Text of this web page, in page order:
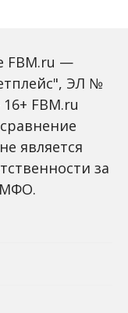
правила
медиаиндустрии
FBM.ru —
ЭЛ №
FBM.ru
является
за
МФО.